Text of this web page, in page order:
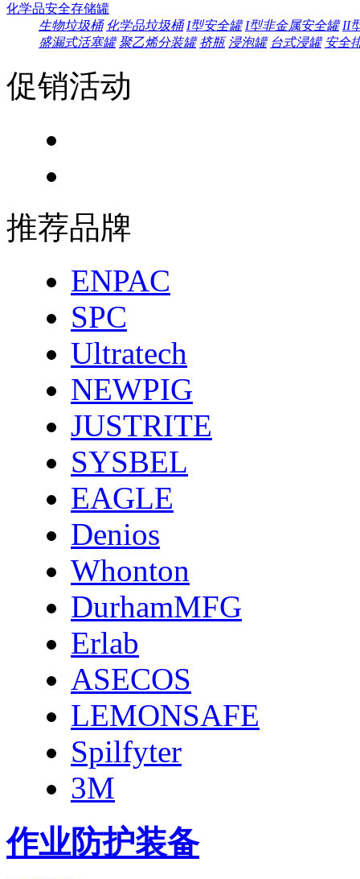
化学品安全存储罐
生物垃圾桶 化学品垃圾桶 I型安全罐 I型非金属安全罐 II
盛漏式活塞罐 聚乙烯分装罐 挤瓶 浸泡罐 台式浸罐 安全
促销活动
推荐品牌
ENPAC
SPC
Ultratech
NEWPIG
JUSTRITE
SYSBEL
EAGLE
Denios
Whonton
DurhamMFG
Erlab
ASECOS
LEMONSAFE
Spilfyter
3M
作业防护装备